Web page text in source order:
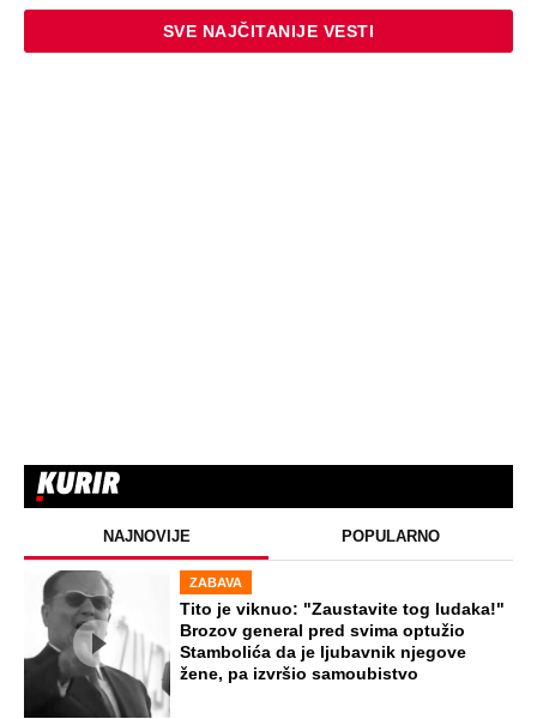
SVE NAJČITANIJE VESTI
NAJNOVIJE POPULARNO
ZABAVA
Tito je viknuo: "Zaustavite tog ludaka!"
Brozov general pred svima optužio
Stambolića da je ljubavnik njegove
žene, pa izvršio samoubistvo